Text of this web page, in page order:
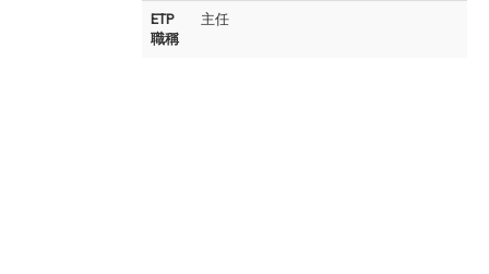
ETP
職稱
主任